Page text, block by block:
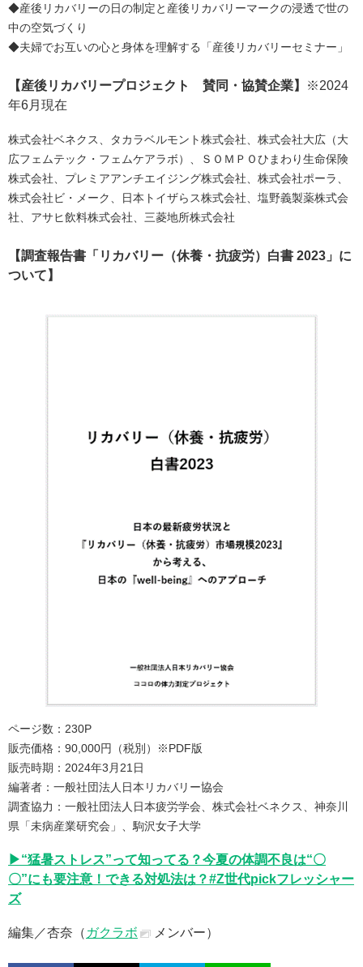
◆産後リカバリーの日の制定と産後リカバリーマークの浸透で世の
中の空気づくり
◆夫婦でお互いの心と身体を理解する「産後リカバリーセミナー」
【産後リカバリープロジェクト 賛同・協賛企業】
※2024
年6月現在
株式会社ベネクス、タカラベルモント株式会社、株式会社大広（大
広フェムテック・フェムケアラボ）、ＳＯＭＰＯひまわり生命保険
株式会社、プレミアアンチエイジング株式会社、株式会社ポーラ、
株式会社ビ・メーク、日本トイザらス株式会社、塩野義製薬株式会
社、アサヒ飲料株式会社、三菱地所株式会社
【調査報告書「リカバリー（休養・抗疲労）白書 2023」に
ついて】
ページ数：230P
販売価格：90,000円（税別）※PDF版
販売時期：2024年3月21日
編著者：一般社団法人日本リカバリー協会
調査協力：一般社団法人日本疲労学会、株式会社ベネクス、神奈川
県「未病産業研究会」、駒沢女子大学
▶“猛暑ストレス”って知ってる？今夏の体調不良は“〇
〇”にも要注意！できる対処法は？#Z世代pickフレッシャー
ズ
編集／杏奈（ ガクラボ メンバー）